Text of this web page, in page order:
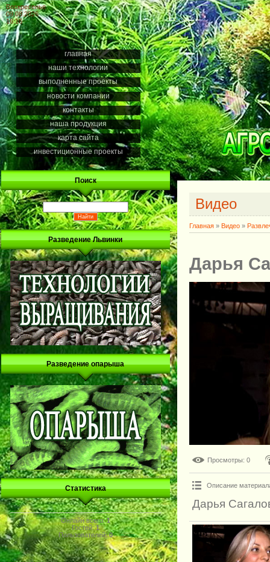
Воскресенье
09.08.2026
16:16
главная
наши технологии
выполненные проекты
новости компании
контакты
наша продукция
карта сайта
инвестиционные проекты
Поиск
Разведение Львинки
Разведение опарыша
Статистика
Онлайн всего:1
Гостей:1
Пользователей:0
Видео
Главная » Видео »
Дарья
Просмотры: 0
Описание
Дарья